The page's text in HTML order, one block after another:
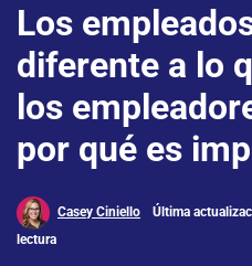
Los
diferente a lo
los
por qué es
Casey Ciniello Última
lectura